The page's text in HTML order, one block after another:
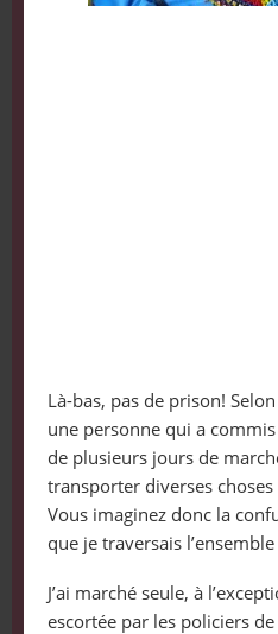
Là-bas, pas de prison!
une personne qui a
de plusieurs jours de
transporter diverses choses
Vous imaginez donc la
que je traversais
J’ai marché seule, à
escortée par les policiers